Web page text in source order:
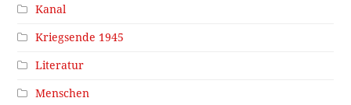
Kanal
Kriegsende 1945
Literatur
Menschen